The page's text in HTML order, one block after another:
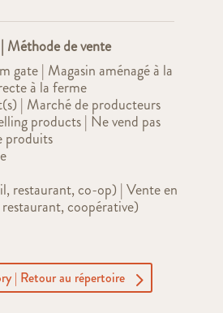
Méthode de vente
gate | Magasin aménagé à la
à la ferme
| Marché de producteurs
products | Ne vend pas
produits
restaurant, co-op) | Vente en
coopérative)
| Retour au répertoire